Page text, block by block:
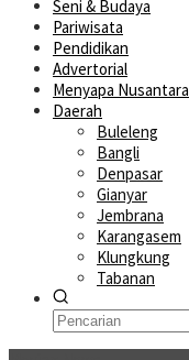
Seni & Budaya
Pariwisata
Pendidikan
Advertorial
Menyapa Nusantara
Daerah
Buleleng
Bangli
Denpasar
Gianyar
Jembrana
Karangasem
Klungkung
Tabanan